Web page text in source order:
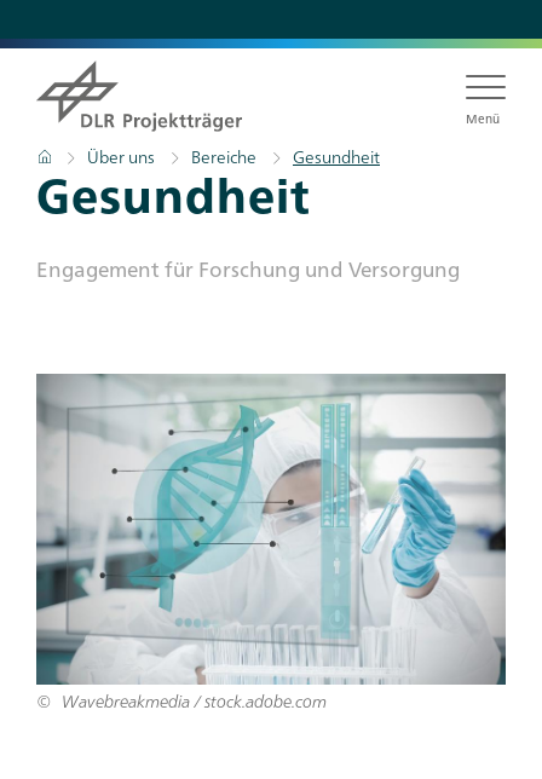
zum
Inhalt
Menü
Pfadnavigation
Startseite
Über uns Bereiche Gesundheit
Titel
Gesundheit
Subtitle
Engagement für Forschung und Versorgung
Teaser
Bild
Wavebreakmedia / stock.adobe.com